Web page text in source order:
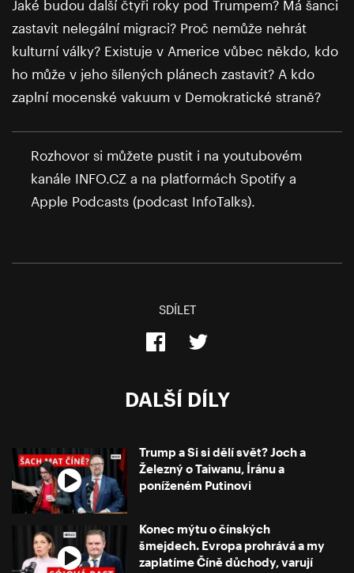
Jaké budou další čtyři roky pod Trumpem? Má šanci
zastavit nelegální migraci? Proč nemůže nehrát
kulturní války? Existuje v Americe vůbec někdo, kdo
ho může v jeho šílených plánech zastavit? A kdo
zaplní mocenské vakuum v Demokratické straně?
Rozhovor si můžete pustit i na youtubovém
kanále INFO.CZ a na platformách Spotify a
Apple Podcasts (podcast InfoTalks).
SDÍLET
DALŠÍ DÍLY
Trump a Si si dělí svět? Joch a
Železný o Taiwanu, Íránu a
poníženém Putinovi
Konec mýtu o čínských
šmejdech. Evropa prohrává a my
zaplatíme Číně důchody, varují